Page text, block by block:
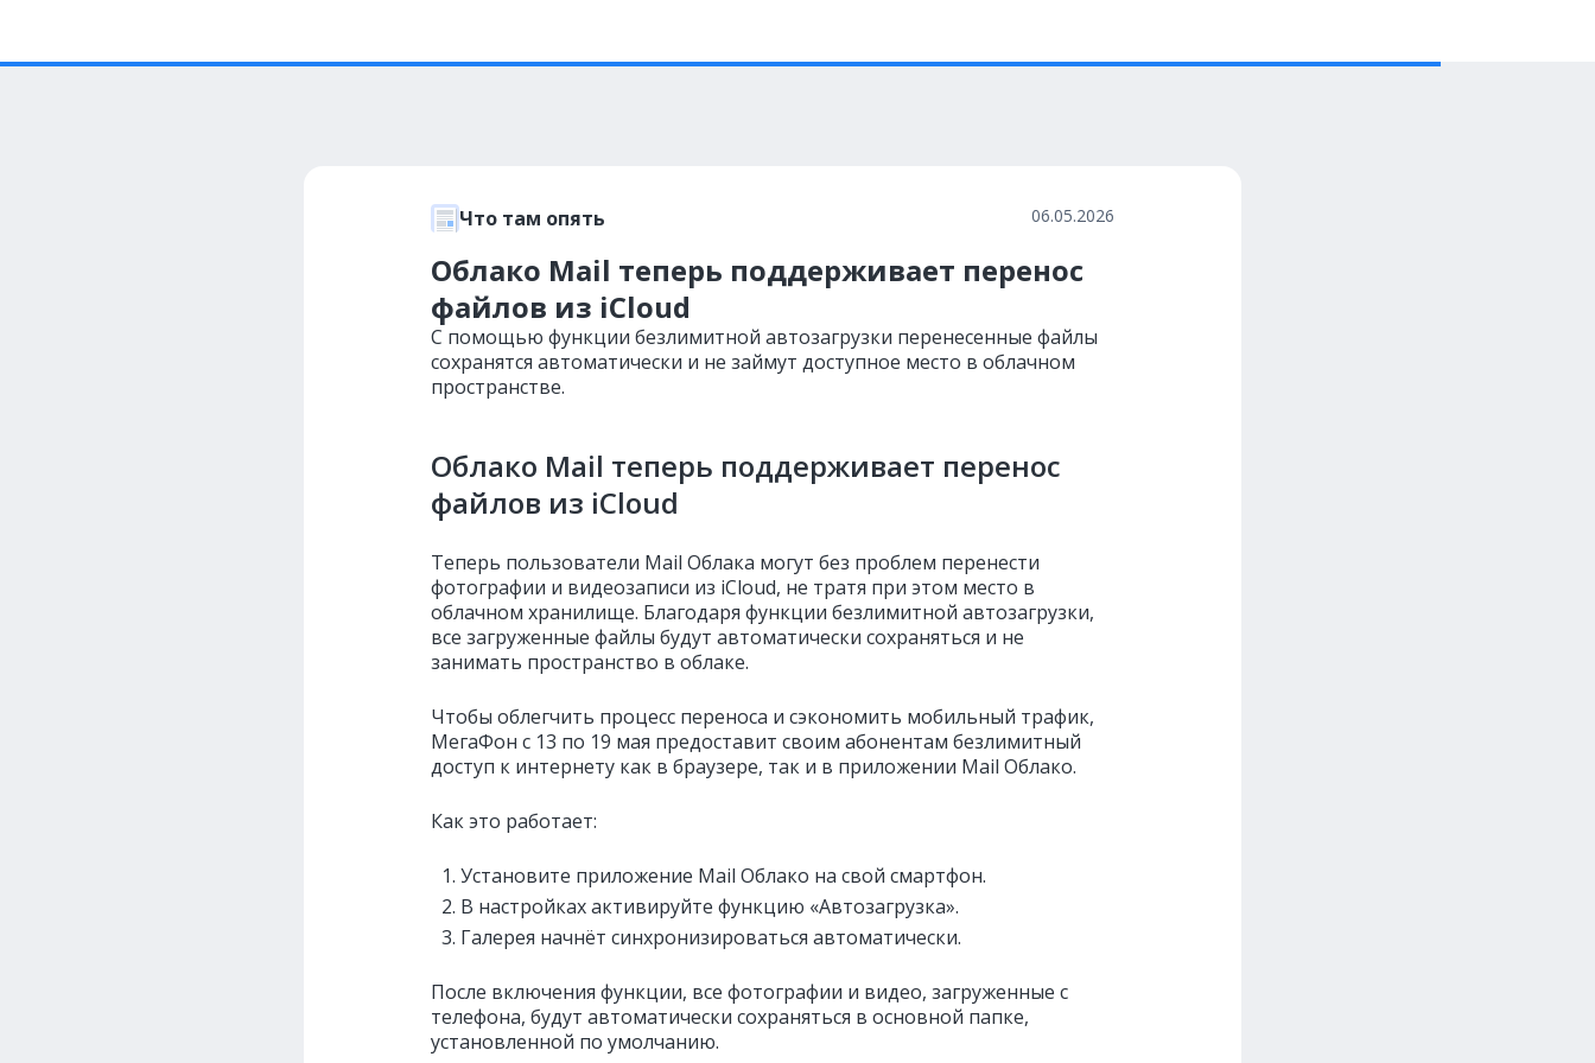
Что там опять 06.05.2026
Облако Mail теперь поддерживает перенос
файлов из iCloud
С помощью функции безлимитной автозагрузки перенесенные файлы
сохранятся автоматически и не займут доступное место в облачном
пространстве.
Облако Mail теперь поддерживает перенос
файлов из iCloud
Теперь пользователи Mail Облака могут без проблем перенести
фотографии и видеозаписи из iCloud, не тратя при этом место в
облачном хранилище. Благодаря функции безлимитной автозагрузки,
все загруженные файлы будут автоматически сохраняться и не
занимать пространство в облаке.
Чтобы облегчить процесс переноса и сэкономить мобильный трафик,
МегаФон с 13 по 19 мая предоставит своим абонентам безлимитный
доступ к интернету как в браузере, так и в приложении Mail Облако.
Как это работает:
Установите приложение Mail Облако на свой смартфон.
В настройках активируйте функцию «Автозагрузка».
Галерея начнёт синхронизироваться автоматически.
После включения функции, все фотографии и видео, загруженные с
телефона, будут автоматически сохраняться в основной папке,
установленной по умолчанию.